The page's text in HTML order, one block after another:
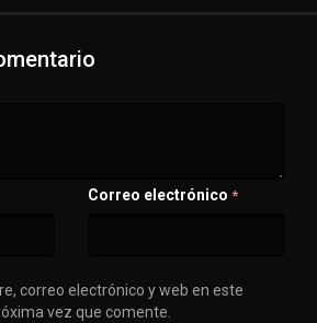
Correo electrónico *
correo electrónico y web en este
vez que comente.